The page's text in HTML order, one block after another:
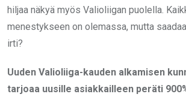
hiljaa näkyä myös Valioliigan puolella.
menestykseen on olemassa, mutta
irti?
Uuden Valioliiga-kauden alkamisen
tarjoaa uusille asiakkailleen peräti